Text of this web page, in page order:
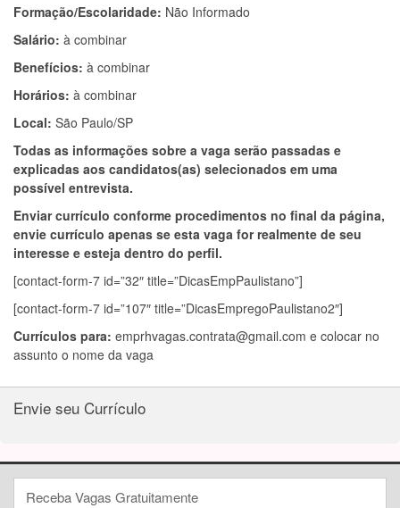
Formação/Escolaridade: Não Informado
Salário: à combinar
Benefícios: à combinar
Horários: à combinar
Local: São Paulo/SP
Todas as informações sobre a vaga serão passadas e
explicadas aos candidatos(as) selecionados em uma
possível entrevista.
Enviar currículo conforme procedimentos no final da página,
envie currículo apenas se esta vaga for realmente de seu
interesse e esteja dentro do perfil.
[contact-form-7 id=”32″ title=”DicasEmpPaulistano”]
[contact-form-7 id=”107″ title=”DicasEmpregoPaulistano2″]
Currículos para: emprhvagas.contrata@gmail.com e colocar no
assunto o nome da vaga
Envie seu Currículo
Receba Vagas Gratuitamente